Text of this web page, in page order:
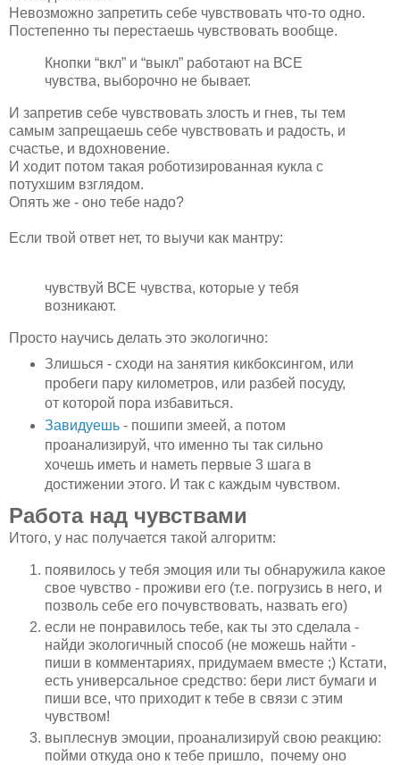
Невозможно запретить себе чувствовать что-то одно.
Постепенно ты перестаешь чувствовать вообще.
Кнопки “вкл” и “выкл” работают на ВСЕ
чувства, выборочно не бывает.
И запретив себе чувствовать злость и гнев, ты тем
самым запрещаешь себе чувствовать и радость, и
счастье, и вдохновение.
И ходит потом такая роботизированная кукла с
потухшим взглядом.
Опять же - оно тебе надо?
Если твой ответ нет, то выучи как мантру:
чувствуй ВСЕ чувства, которые у тебя
возникают.
Просто научись делать это экологично:
Злишься - сходи на занятия кикбоксингом, или
пробеги пару километров, или разбей посуду,
от которой пора избавиться.
Завидуешь- пошипи змеей, а потом
проанализируй, что именно ты так сильно
хочешь иметь и наметь первые 3 шага в
достижении этого. И так с каждым чувством.
Работа над чувствами
Итого, у нас получается такой алгоритм:
появилось у тебя эмоция или ты обнаружила какое
свое чувство - проживи его (т.е. погрузись в него, и
позволь себе его почувствовать, назвать его)
если не понравилось тебе, как ты это сделала -
найди экологичный способ (не можешь найти -
пиши в комментариях, придумаем вместе ;) Кстати,
есть универсальное средство: бери лист бумаги и
пиши все, что приходит к тебе в связи с этим
чувством!
выплеснув эмоции, проанализируй свою реакцию:
пойми откуда оно к тебе пришло, почему оно